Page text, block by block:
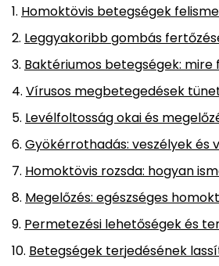
Homoktövis betegségek
Leggyakoribb gombás
Baktériumos betegségek: mire
Vírusos megbetegedések
Levélfoltosság okai és
Gyökérrothadás: veszélyek és
Homoktövis rozsda: hogyan
Megelőzés: egészséges
Permetezési lehetőségek és
Betegségek terjedésének